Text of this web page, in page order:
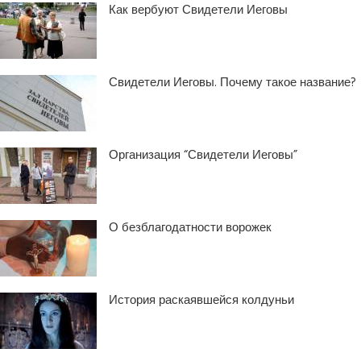
Как вербуют Свидетели Иеговы
Свидетели Иеговы. Почему такое название?
Организация “Свидетели Иеговы”
О безблагодатности ворожек
История раскаявшейся колдуньи